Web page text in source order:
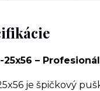
25x56 –
je špičkový